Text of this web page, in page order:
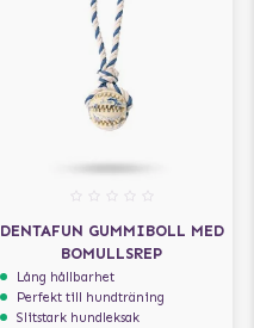
DENTAFUN GUMMIBOLL MED
BOMULLSREP
Lång hållbarhet
Perfekt till hundträning
Slitstark hundleksak